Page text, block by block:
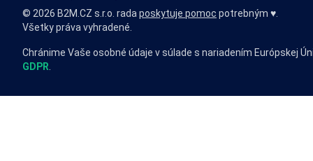
© 2026 B2M.CZ s.r.o. rada poskytuje pomoc potrebným ♥️.
Všetky práva vyhradené.
Chránime Vaše osobné údaje v súlade s nariadením Európskej
GDPR